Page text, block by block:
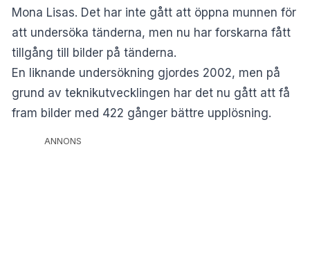
Mona Lisas. Det har inte gått att öppna munnen för
att undersöka tänderna, men nu har forskarna fått
tillgång till bilder på tänderna.
En liknande undersökning gjordes 2002, men på
grund av teknikutvecklingen har det nu gått att få
fram bilder med 422 gånger bättre upplösning.
ANNONS